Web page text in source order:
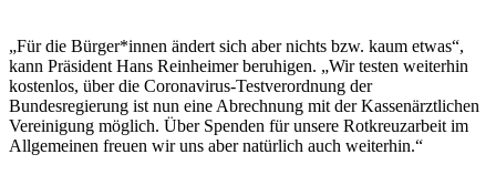
„Für die Bürger*innen ändert sich aber nichts bzw. kaum etwas“,
kann Präsident Hans Reinheimer beruhigen. „Wir testen weiterhin
kostenlos, über die Coronavirus-Testverordnung der
Bundesregierung ist nun eine Abrechnung mit der Kassenärztlichen
Vereinigung möglich. Über Spenden für unsere Rotkreuzarbeit im
Allgemeinen freuen wir uns aber natürlich auch weiterhin.“